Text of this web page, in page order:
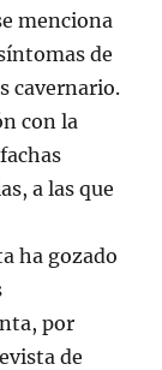
menciona
de
cavernario.
con la
a las que
ha gozado
por
de